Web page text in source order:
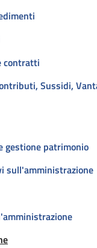
contratti
Sussidi,
gestione patrimonio
sull'amministrazione